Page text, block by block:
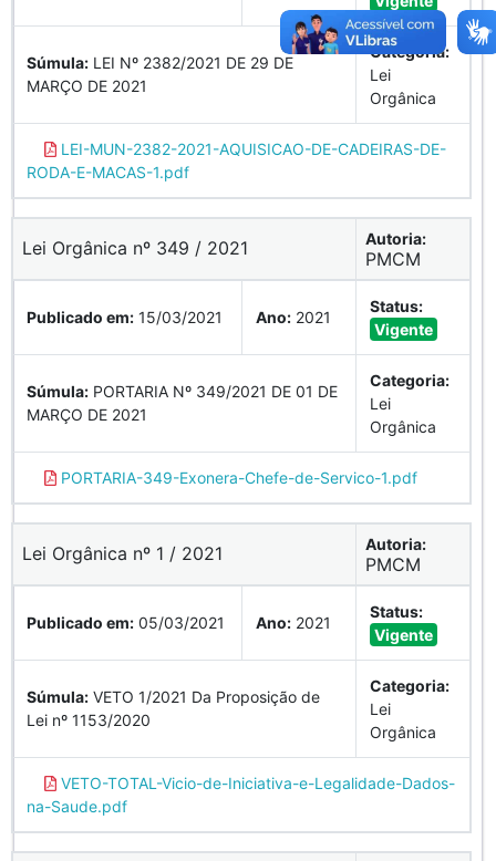
Súmula: LEI Nº 2382/2021 DE 29 DE
MARÇO DE 2021
Categoria:
Lei
Orgânica
LEI-MUN-2382-2021-AQUISICAO-DE-CADEIRAS-DE-
RODA-E-MACAS-1.pdf
Lei Orgânica nº 349 / 2021 Autoria:
PMCM
Publicado em: 15/03/2021 Ano: 2021
Status:
Vigente
Súmula: PORTARIA Nº 349/2021 DE 01 DE
MARÇO DE 2021
Categoria:
Lei
Orgânica
PORTARIA-349-Exonera-Chefe-de-Servico-1.pdf
Lei Orgânica nº 1 / 2021 Autoria:
PMCM
Publicado em: 05/03/2021 Ano: 2021
Status:
Vigente
Súmula: VETO 1/2021 Da Proposição de
Lei nº 1153/2020
Categoria:
Lei
Orgânica
VETO-TOTAL-Vicio-de-Iniciativa-e-Legalidade-Dados-
na-Saude.pdf